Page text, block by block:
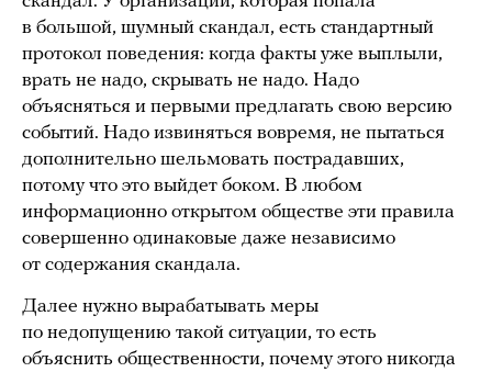
в большой, шумный скандал, есть стандартный
протокол поведения: когда факты уже выплыли,
врать не надо, скрывать не надо. Надо
объясняться и первыми предлагать свою версию
событий. Надо извиняться вовремя, не пытаться
дополнительно шельмовать пострадавших,
потому что это выйдет боком. В любом
информационно открытом обществе эти правила
совершенно одинаковые даже независимо
от содержания скандала.
Далее нужно вырабатывать меры
по недопущению такой ситуации, то есть
объяснить общественности, почему этого никогда